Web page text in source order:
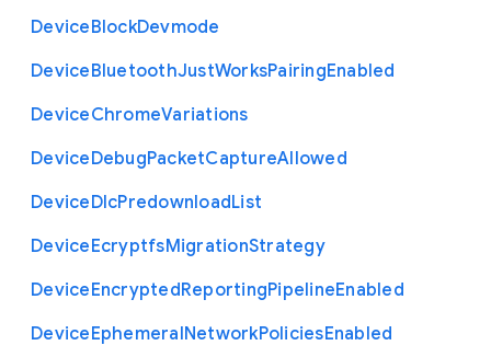
DeviceBlockDevmode
DeviceBluetoothJustWorksPairingEnabled
DeviceChromeVariations
DeviceDebugPacketCaptureAllowed
DeviceDlcPredownloadList
DeviceEcryptfsMigrationStrategy
DeviceEncryptedReportingPipelineEnabled
DeviceEphemeralNetworkPoliciesEnabled